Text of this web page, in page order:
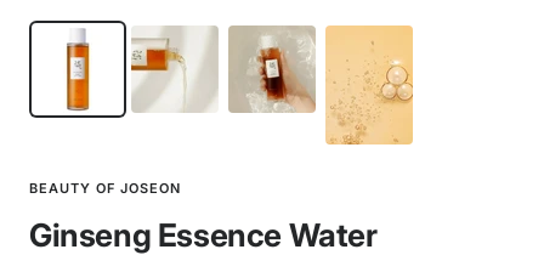
BEAUTY OF JOSEON
Ginseng Essence Water